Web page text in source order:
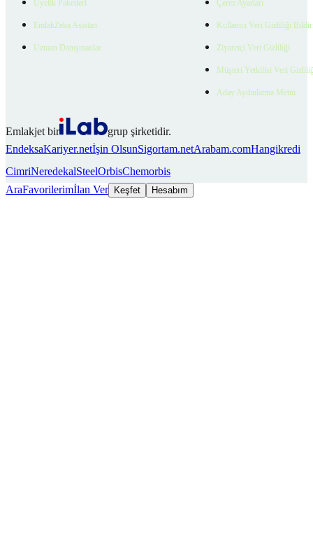
Üyelik Paketleri
EmlakZeka Asistan
Uzman Danışmanlar
Çerez Ayarları
Kullanıcı Veri Gizliliği
Ziyaretçi Veri Gizliliği
Müşteri Yetkilisi Veri
Aday Aydınlatma Metni
Emlakjet bir
grup şirketidir.
EndeksaKariyer.netİşin OlsunSigortam.netArabam.comHangikredi
CimriNeredekalSteelOrbisChemorbis
AraFavorilerimİlan Ver Keşfet Hesabım